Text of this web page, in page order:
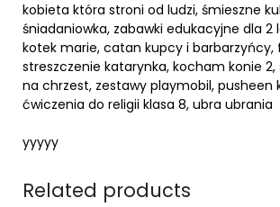
kobieta która stroni od ludzi, śmieszne
śniadaniowka, zabawki edukacyjne dla 2
kotek marie, catan kupcy i barbarzyńcy,
streszczenie katarynka, kocham konie 2,
na chrzest, zestawy playmobil, pusheen
ćwiczenia do religii klasa 8, ubra ubrania
yyyyy
Related products